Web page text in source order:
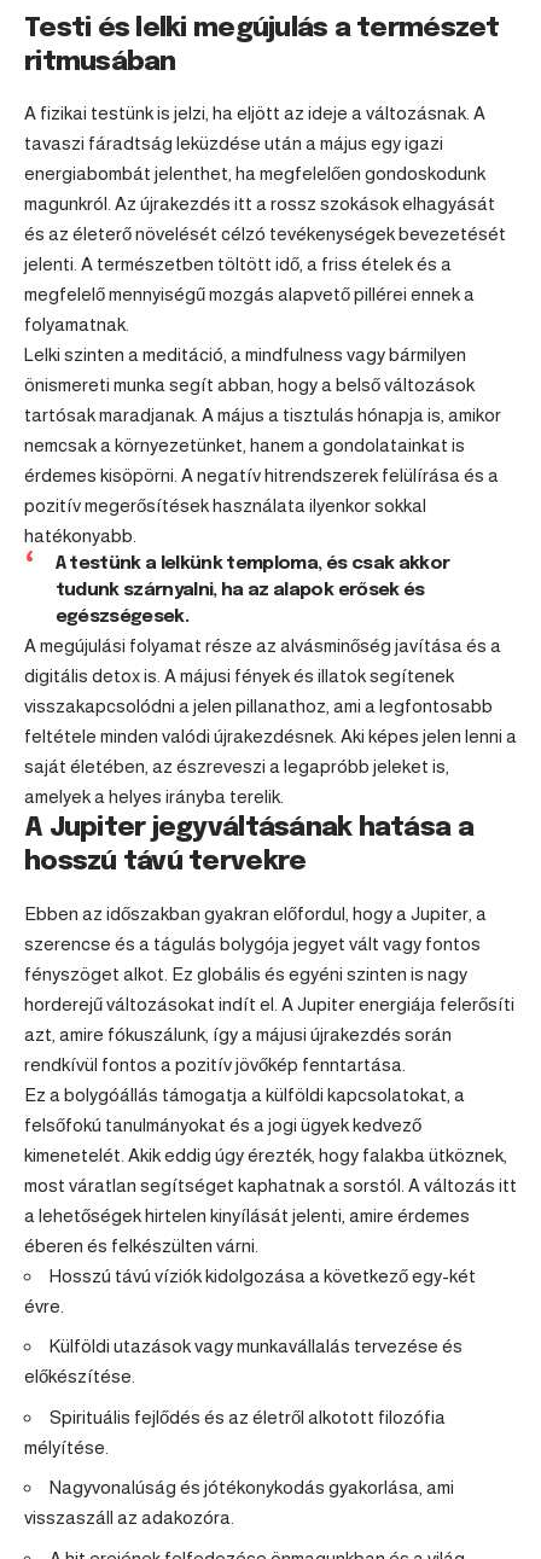
Testi és lelki megújulás a természet
ritmusában
A fizikai testünk is jelzi, ha eljött az ideje a változásnak. A
tavaszi fáradtság leküzdése után a május egy igazi
energiabombát jelenthet, ha megfelelően gondoskodunk
magunkról. Az újrakezdés itt a rossz szokások elhagyását
és az életerő növelését célzó tevékenységek bevezetését
jelenti. A természetben töltött idő, a friss ételek és a
megfelelő mennyiségű mozgás alapvető pillérei ennek a
folyamatnak.
Lelki szinten a meditáció, a mindfulness vagy bármilyen
önismereti munka segít abban, hogy a belső változások
tartósak maradjanak. A május a tisztulás hónapja is, amikor
nemcsak a környezetünket, hanem a gondolatainkat is
érdemes kisöpörni. A negatív hitrendszerek felülírása és a
pozitív megerősítések használata ilyenkor sokkal
hatékonyabb.
A testünk a lelkünk temploma, és csak akkor
tudunk szárnyalni, ha az alapok erősek és
egészségesek.
A megújulási folyamat része az alvásminőség javítása és a
digitális detox is. A májusi fények és illatok segítenek
visszakapcsolódni a jelen pillanathoz, ami a legfontosabb
feltétele minden valódi újrakezdésnek. Aki képes jelen lenni a
saját életében, az észreveszi a legapróbb jeleket is,
amelyek a helyes irányba terelik.
A Jupiter jegyváltásának hatása a
hosszú távú tervekre
Ebben az időszakban gyakran előfordul, hogy a Jupiter, a
szerencse és a tágulás bolygója jegyet vált vagy fontos
fényszöget alkot. Ez globális és egyéni szinten is nagy
horderejű változásokat indít el. A Jupiter energiája felerősíti
azt, amire fókuszálunk, így a májusi újrakezdés során
rendkívül fontos a pozitív jövőkép fenntartása.
Ez a bolygóállás támogatja a külföldi kapcsolatokat, a
felsőfokú tanulmányokat és a jogi ügyek kedvező
kimenetelét. Akik eddig úgy érezték, hogy falakba ütköznek,
most váratlan segítséget kaphatnak a sorstól. A változás itt
a lehetőségek hirtelen kinyílását jelenti, amire érdemes
éberen és felkészülten várni.
Hosszú távú víziók kidolgozása a következő egy-két
évre.
Külföldi utazások vagy munkavállalás tervezése és
előkészítése.
Spirituális fejlődés és az életről alkotott filozófia
mélyítése.
Nagyvonalúság és jótékonykodás gyakorlása, ami
visszaszáll az adakozóra.